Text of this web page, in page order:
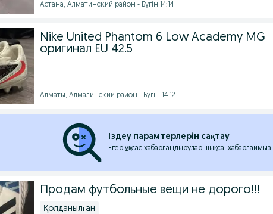
Астана, Алматинский район - Бүгін 14:14
Nike United Phantom 6 Low Academy MG
оригинал EU 42.5
Алматы, Алмалинский район - Бүгін 14:12
Іздеу парамтерлерін сақтау
Егер ұқсас хабарландырулар шықса, хабарлаймыз.
Продам футбольные вещи не дорого!!!
Қолданылған